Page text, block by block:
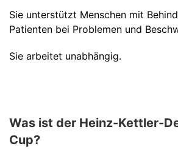
Sie unterstützt Menschen mit
Patienten bei Problemen und
Sie arbeitet unabhängig.
Was ist der Heinz-Kettler-
Cup?